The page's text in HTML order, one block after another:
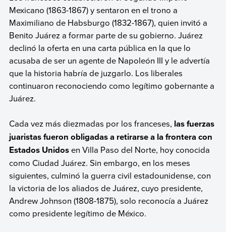
Mexicano (1863-1867) y sentaron en el trono a
Maximiliano de Habsburgo (1832-1867), quien invitó a
Benito Juárez a formar parte de su gobierno. Juárez
declinó la oferta en una carta pública en la que lo
acusaba de ser un agente de Napoleón III y le advertía
que la historia habría de juzgarlo. Los liberales
continuaron reconociendo como legítimo gobernante a
Juárez.
Cada vez más diezmadas por los franceses, las fuerzas
juaristas fueron obligadas a retirarse a la frontera con
Estados Unidosen Villa Paso del Norte, hoy conocida
como Ciudad Juárez. Sin embargo, en los meses
siguientes, culminó la guerra civil estadounidense, con
la victoria de los aliados de Juárez, cuyo presidente,
Andrew Johnson (1808-1875), solo reconocía a Juárez
como presidente legítimo de México.